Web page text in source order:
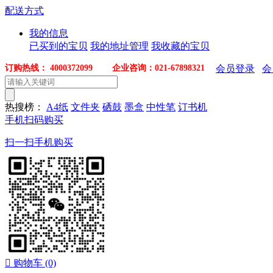
配送方式
我的信息
已买到的宝贝 我的地址管理 我收藏的宝贝
订购热线： 4000372099 企业咨询：021-67898321 会员登录
热搜榜： A4纸 文件夹 硒鼓 墨盒 中性笔 订书机
手机扫码购买
扫一扫手机购买
 购物车 (0)